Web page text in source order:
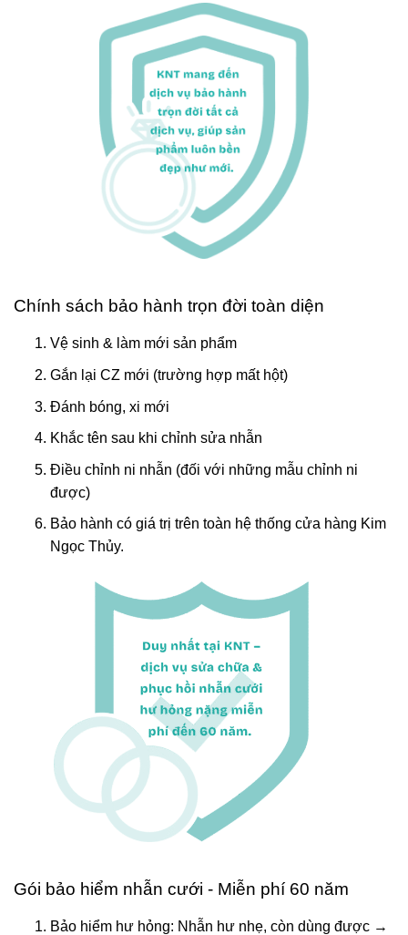
Chính sách bảo hành trọn đời toàn diện
Vệ sinh & làm mới sản phẩm
Gắn lại CZ mới (trường hợp mất hột)
Đánh bóng, xi mới
Khắc tên sau khi chỉnh sửa nhẫn
Điều chỉnh ni nhẫn (đối với những mẫu chỉnh ni
được)
Bảo hành có giá trị trên toàn hệ thống cửa hàng Kim
Ngọc Thủy.
Gói bảo hiểm nhẫn cưới - Miễn phí 60 năm
Bảo hiểm hư hỏng: Nhẫn hư nhẹ, còn dùng được →